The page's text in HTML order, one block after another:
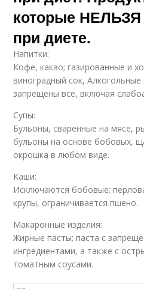
которые НЕЛЬЗЯ
при диете.
Напитки:
Кофе, какао; газированные и
виноградный сок, Алкогольные
запрещены все, включая
Супы:
Бульоны, сваренные на мясе,
бульоны на основе бобовых,
окрошка в любом виде.
Каши:
Исключаются бобовые;
крупы, ограничивается пшено.
Макаронные изделия:
Жирные пасты; паста с
ингредиентами, а также с
томатным соусами.